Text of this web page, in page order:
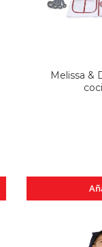
Melissa &